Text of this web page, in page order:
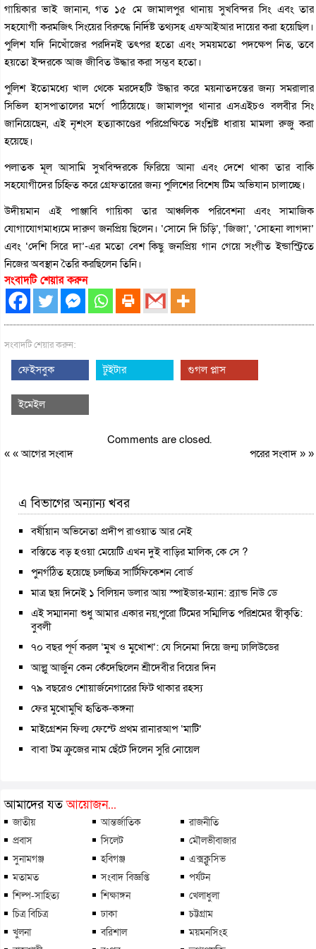
গায়িকার ভাই জানান, গত ১৫ মে জামালপুর থানায় সুখবিন্দর সিং এবং তার
সহযোগী করমজিৎ সিংয়ের বিরুদ্ধে নির্দিষ্ট তথ্যসহ এফআইআর দায়ের করা হয়েছিল।
পুলিশ যদি নিখোঁজের পরদিনই তৎপর হতো এবং সময়মতো পদক্ষেপ নিত, তবে
হয়তো ইন্দরকে আজ জীবিত উদ্ধার করা সম্ভব হতো।
পুলিশ ইতোমধ্যে খাল থেকে মরদেহটি উদ্ধার করে ময়নাতদন্তের জন্য সমরালার
সিভিল হাসপাতালের মর্গে পাঠিয়েছে। জামালপুর থানার এসএইচও বলবীর সিং
জানিয়েছেন, এই নৃশংস হত্যাকাণ্ডের পরিপ্রেক্ষিতে সংশ্লিষ্ট ধারায় মামলা রুজু করা
হয়েছে।
পলাতক মূল আসামি সুখবিন্দরকে ফিরিয়ে আনা এবং দেশে থাকা তার বাকি
সহযোগীদের চিহ্নিত করে গ্রেফতারের জন্য পুলিশের বিশেষ টিম অভিযান চালাচ্ছে।
উদীয়মান এই পাঞ্জাবি গায়িকা তার আঞ্চলিক পরিবেশনা এবং সামাজিক
যোগাযোগমাধ্যমে দারুণ জনপ্রিয় ছিলেন। ‘সোনে দি চিড়ি’, ‘জিজা’, ‘সোহনা লাগদা’
এবং ‘দেশি সিরে দা’-এর মতো বেশ কিছু জনপ্রিয় গান গেয়ে সংগীত ইন্ডাস্ট্রিতে
নিজের অবস্থান তৈরি করছিলেন তিনি।
সংবাদটি শেয়ার করুন
সংবাদটি শেয়ার করুন:
ফেইসবুক টুইটার গুগল প্লাস
ইমেইল
Comments are closed.
« «আগের সংবাদ পরের সংবাদ» »
এ বিভাগের অন্যান্য খবর
বর্ষীয়ান অভিনেতা প্রদীপ রাওয়াত আর নেই
বস্তিতে বড় হওয়া মেয়েটি এখন দুই বাড়ির মালিক, কে সে ?
পুনর্গঠিত হয়েছে চলচ্চিত্র সার্টিফিকেশন বোর্ড
মাত্র ছয় দিনেই ১ বিলিয়ন ডলার আয় স্পাইডার-ম্যান: ব্র্যান্ড নিউ ডে
এই সম্মাননা শুধু আমার একার নয়,পুরো টিমের সম্মিলিত পরিশ্রমের স্বীকৃতি:
বুবলী
৭০ বছর পূর্ণ করল ‘মুখ ও মুখোশ’: যে সিনেমা দিয়ে জন্ম ঢালিউডের
আল্লু আর্জুন কেন কেঁদেছিলেন শ্রীদেবীর বিয়ের দিন
৭৯ বছরেও শোয়ার্জনেগারের ফিট থাকার রহস্য
ফের মুখোমুখি হৃতিক-কঙ্গনা
মাইগ্রেশন ফিল্ম ফেস্টে প্রথম রানারআপ ‘মাটি’
বাবা টম ক্রুজের নাম ছেঁটে দিলেন সুরি নোয়েল
আমাদের যতআয়োজন...
জাতীয় আন্তর্জাতিক
রাজনীতি
প্রবাস
সিলেট
মৌলভীবাজার
সুনামগঞ্জ
হবিগঞ্জ
এক্সক্লুসিভ
মতামত
সংবাদ বিজ্ঞপ্তি
পর্যটন
শিল্প-সাহিত্য
শিক্ষাঙ্গন
খেলাধুলা
চিত্র বিচিত্র
ঢাকা
চট্টগ্রাম
খুলনা
বরিশাল
ময়মনসিংহ